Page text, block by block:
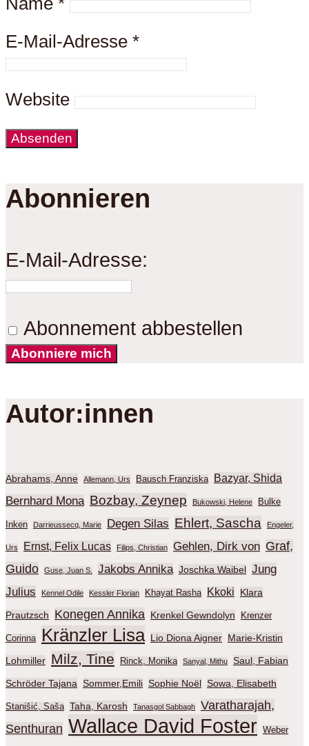
E-Mail-Adresse *
Website
Abonnieren
E-Mail-Adresse:
Abonnement abbestellen
Abonniere mich
Autor:innen
Abrahams, Anne Allemann, Urs Bausch Franziska Bazyar, Shida
Bernhard Mona Bozbay, Zeynep Bukowski, Helene Bulke
Inken Darrieussecq, Marie Degen Silas Ehlert, Sascha Engeler,
Urs Ernst, Felix Lucas Filips, Christian Gehlen, Dirk von Graf,
Guido
Guse, Juan S. Jakobs Annika Joschka Waibel Jung
Julius
Kennel Odile Kessler Florian Khayat Rasha Kkoki Klara
Prautzsch Konegen Annika Krenkel Gewndolyn Krenzer
Corinna Kränzler Lisa Lio Diona Aigner Marie-Kristin
Lohmiller Milz, Tine Rinck, Monika Sanyal, Mithu Saul, Fabian
Schröder Tajana Sommer,Emili Sophie Noël Sowa, Elisabeth
Stanišić, Saša Taha, Karosh Tanasgol Sabbagh
Varatharajah,
Senthuran Wallace David Foster Weber